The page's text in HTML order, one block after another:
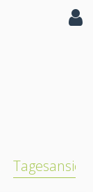
Tagesansicht